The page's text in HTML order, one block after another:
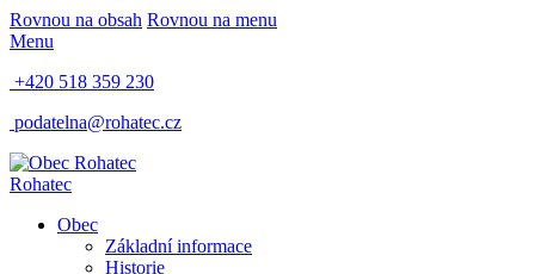
Rovnou na obsah Rovnou na menu
Menu
+420 518 359 230
podatelna@rohatec.cz
Rohatec
Obec
Základní informace
Historie